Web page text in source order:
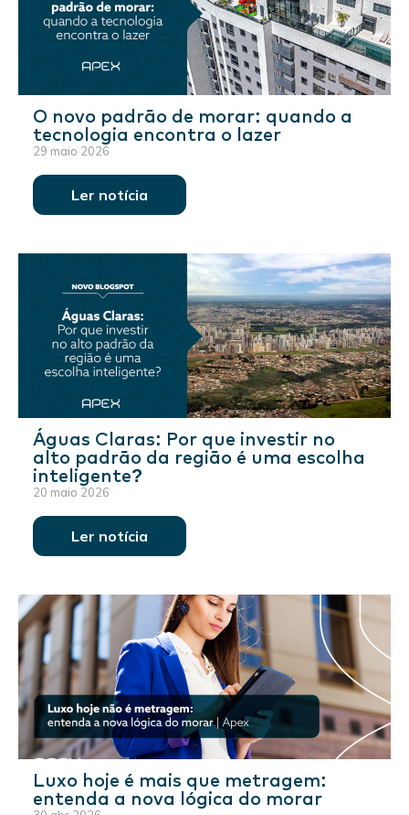
O novo padrão de morar: quando a
tecnologia encontra o lazer
29 maio 2026
Ler notícia
Águas Claras: Por que investir no
alto padrão da região é uma escolha
inteligente?
20 maio 2026
Ler notícia
Luxo hoje é mais que metragem:
entenda a nova lógica do morar